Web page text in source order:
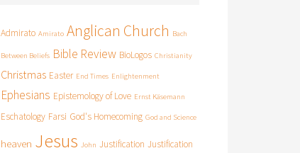
Admirato Amirato Anglican Church Bach
Between Beliefs Bible Review BioLogos Christianity
Christmas Easter End Times Enlightenment
Ephesians Epistemology of Love Ernst Käsemann
Eschatology Farsi God's Homecoming God and Science
heaven Jesus John Justification Justification